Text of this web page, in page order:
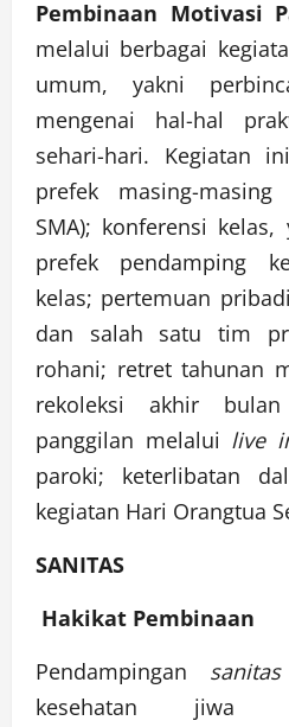
Pembinaan Motivasi
melalui berbagai
umum, yakni
mengenai hal-hal
sehari-hari. Kegiatan
prefek masing-
SMA); konferensi
prefek pendamping
kelas; pertemuan
dan salah satu tim
rohani; retret tahunan
rekoleksi akhir
panggilan melalui live
paroki; keterlibatan
kegiatan Hari Orangtua
SANITAS
Hakikat Pembinaan
Pendampingan sanitas
kesehatan jiwa